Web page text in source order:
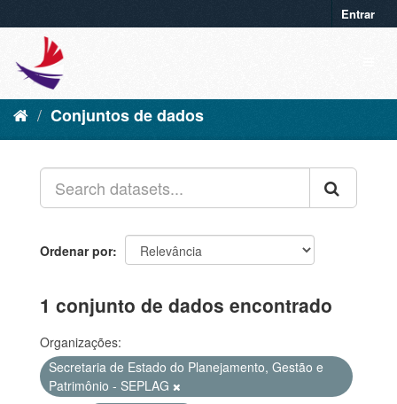
Entrar
Conjuntos de dados
Ordenar por
1 conjunto de dados encontrado
Organizações:
Secretaria de Estado do Planejamento, Gestão e
Patrimônio - SEPLAG